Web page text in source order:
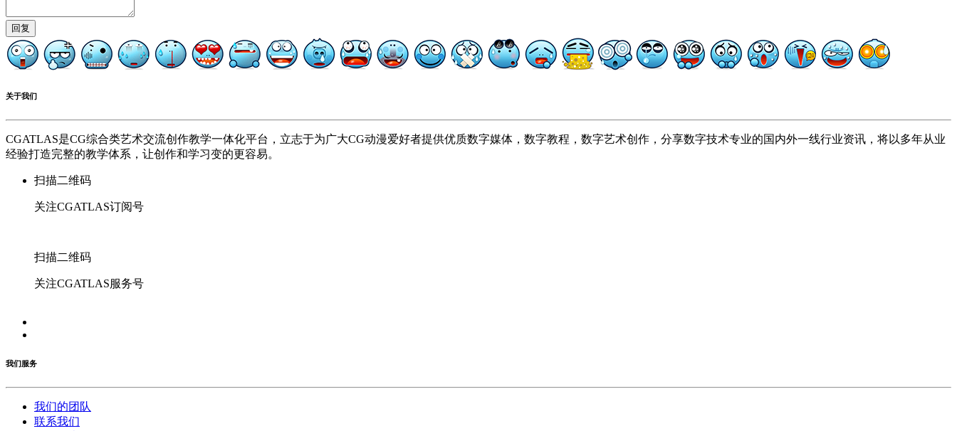
回复
关于我们
CGATLAS是CG综合类艺术交流创作教学一体化平台，立志于为广大CG动漫爱好者提供优质数字媒体，数字教程，数字艺术创作，分享数字技术专业的国内外一线行业资讯，将以多年从业
经验打造完整的教学体系，让创作和学习变的更容易。
扫描二维码
关注CGATLAS订阅号
扫描二维码
关注CGATLAS服务号
我们服务
我们的团队
联系我们